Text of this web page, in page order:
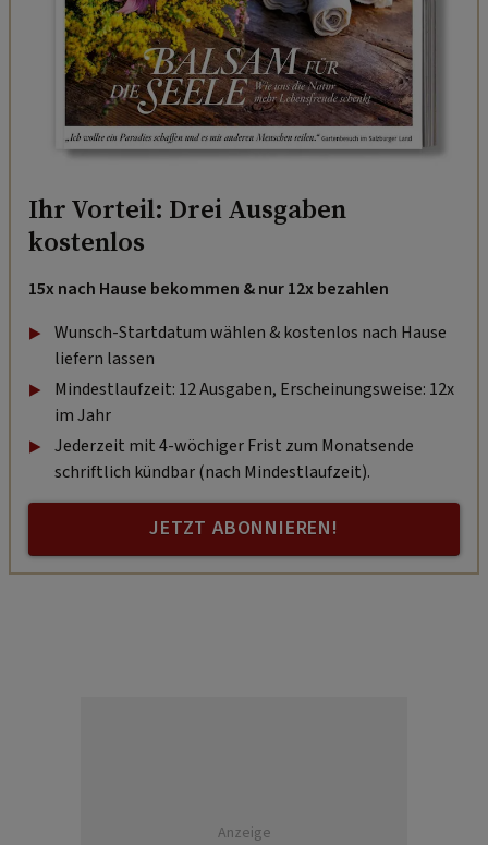
Ihr Vorteil: Drei Ausgaben
kostenlos
15x nach Hause bekommen & nur 12x bezahlen
Wunsch-Startdatum wählen & kostenlos nach Hause
liefern lassen
Mindestlaufzeit: 12 Ausgaben, Erscheinungsweise: 12x
im Jahr
Jederzeit mit 4-wöchiger Frist zum Monatsende
schriftlich kündbar (nach Mindestlaufzeit).
JETZT ABONNIEREN!
Anzeige